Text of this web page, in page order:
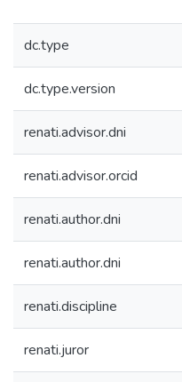
dc.type
dc.type.version
renati.advisor.dni
renati.advisor.orcid
renati.author.dni
renati.author.dni
renati.discipline
renati.juror